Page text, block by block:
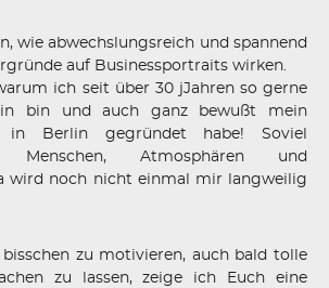
wie abwechslungsreich und spannend
auf Businessportraits wirken.
ich seit über 30 jJahren so gerne
bin und auch ganz bewußt mein
in Berlin gegründet habe! Soviel
Atmosphären und
wird noch nicht einmal mir langweilig
zu motivieren, auch bald tolle
zu lassen, zeige ich Euch eine